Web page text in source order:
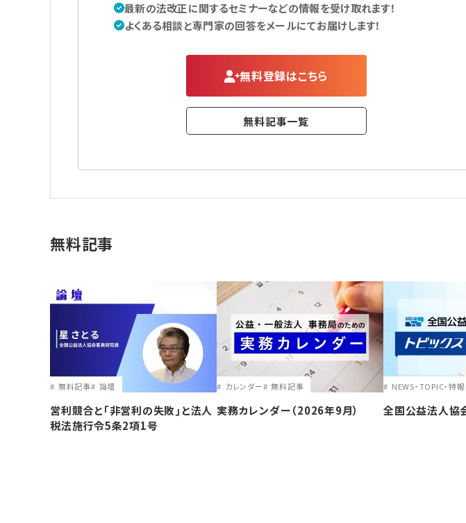
最新の法改正に関するセミナーなどの情報を受け取れます！
よくある相談と専門家の回答をメールにてお届けします！
無料登録はこちら
無料記事一覧
無料記事
無料記事 論壇
営利競合と｢非営利の失敗｣と法人
税法施行令5条2項1号
カレンダー 無料記事
実務カレンダー（2026年9月）
NEWS・TOPIC・特報
全国公益法人協